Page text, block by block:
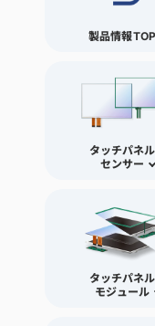
製品情報TOP
タッチパネル
センサー
タッチパネル
モジュール